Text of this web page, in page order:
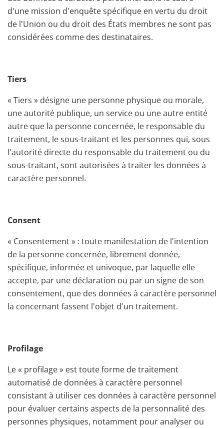
d'une mission d'enquête spécifique en vertu du droit
de l'Union ou du droit des États membres ne sont pas
considérées comme des destinataires.
Tiers
« Tiers » désigne une personne physique ou morale,
une autorité publique, un service ou une autre entité
autre que la personne concernée, le responsable du
traitement, le sous-traitant et les personnes qui, sous
l'autorité directe du responsable du traitement ou du
sous-traitant, sont autorisées à traiter les données à
caractère personnel.
Consent
« Consentement » : toute manifestation de l'intention
de la personne concernée, librement donnée,
spécifique, informée et univoque, par laquelle elle
accepte, par une déclaration ou par un signe de son
consentement, que des données à caractère personnel
la concernant fassent l'objet d'un traitement.
Profilage
Le « profilage » est toute forme de traitement
automatisé de données à caractère personnel
consistant à utiliser ces données à caractère personnel
pour évaluer certains aspects de la personnalité des
personnes physiques, notamment pour analyser ou